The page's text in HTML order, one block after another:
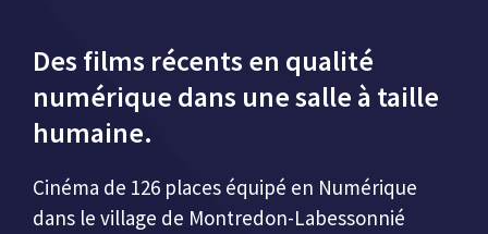
Des films récents en qualité
numérique dans une salle à taille
humaine.
Cinéma de 126 places équipé en Numérique
dans le village de Montredon-Labessonnié